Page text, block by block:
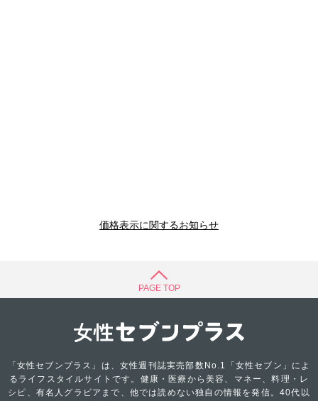
価格表示に関するお知らせ
PAGE TOP
「女性セブンプラス」は、女性週刊誌実売部数No.1「女性セブン」によ
るライフスタイルサイトです。健康・医療から美容、マネー、料理・レ
シピ、有名人グラビアまで、他では読めない独自の情報を発信。40代以